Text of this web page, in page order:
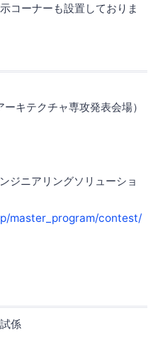
コーナーも設置しておりま
テクチャ専攻発表会場）
ジニアリングソリューショ
master_program/contest/
係